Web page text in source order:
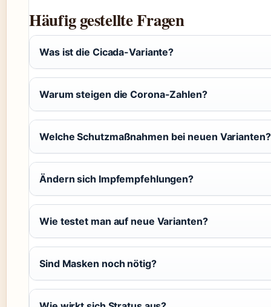
Häufig gestellte Fragen
Was ist die Cicada-Variante?
Warum steigen die Corona-Zahlen?
Welche Schutzmaßnahmen bei neuen Varianten?
Ändern sich Impfempfehlungen?
Wie testet man auf neue Varianten?
Sind Masken noch nötig?